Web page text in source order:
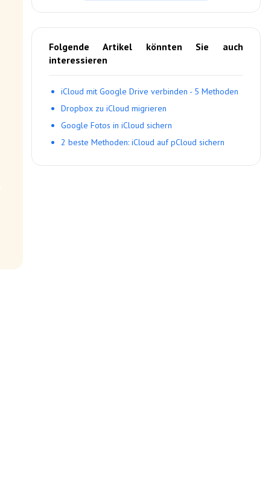
Folgende Artikel könnten Sie auch
interessieren
iCloud mit Google Drive verbinden - 5 Methoden
Dropbox zu iCloud migrieren
Google Fotos in iCloud sichern
2 beste Methoden: iCloud auf pCloud sichern